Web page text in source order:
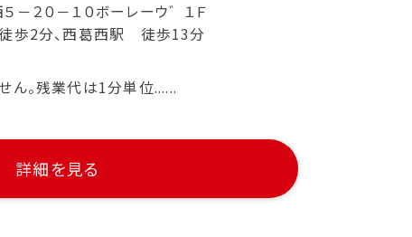
２０－１０ボーレーウ゛１Ｆ
歩2分、西葛西駅 徒歩13分
ん。残業代は1分単位......
詳細を見る